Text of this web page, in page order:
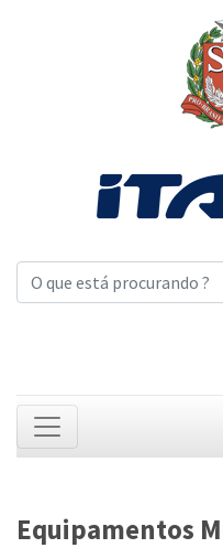
Equipamentos